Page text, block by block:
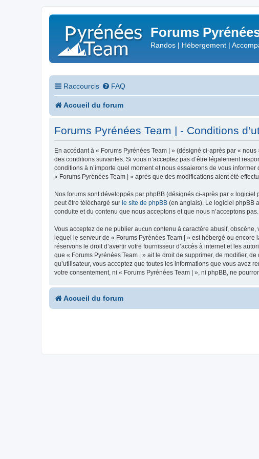
Forums
Randos | Hébergement |
Raccourcis FAQ
Accueil du forum
Forums Pyrénées Team | - Conditions
En accédant à « Forums Pyrénées Team | » (désigné ci-après par «
des conditions suivantes. Si vous n’acceptez pas d’être légalement
conditions à n’importe quel moment et nous essaierons de vous
« Forums Pyrénées Team | » après que des modifications aient été
Nos forums sont développés par phpBB (désignés ci-après par «
peut être téléchargé sur le site de phpBB (en anglais). Le logiciel phpBB
conduite et du contenu que nous acceptons et que nous n’acceptons
Vous acceptez de ne publier aucun contenu à caractère abusif,
lequel le serveur de « Forums Pyrénées Team | » est hébergé ou
réservons le droit d’avertir votre fournisseur d’accès à internet et les
que « Forums Pyrénées Team | » ait le droit de supprimer, de modifier,
qu’utilisateur, vous acceptez que toutes les informations que vous avez
votre consentement, ni « Forums Pyrénées Team | », ni phpBB, ne
Accueil du forum